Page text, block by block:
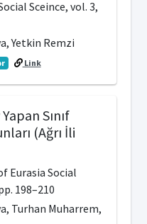
Sceince, vol. 3,
Yetkin Remzi
Link
Sınıf
(Ağrı İli
Eurasia Social
198–210
Turhan Muharrem,